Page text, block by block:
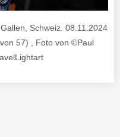
Schweiz. 08.11.2024.
57) , Foto von ©Paul